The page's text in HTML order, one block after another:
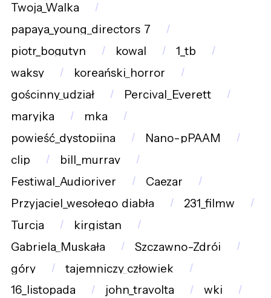
Twoja_Walka
papaya_young_directors_7
piotr_bogutyn
kowal
1_tb
waksy
koreański_horror
gościnny_udział
Percival_Everett
maryjka
mka
powieść_dystopijna
Nano-pPAAM
clip
bill_murray
Festiwal_Audioriver
Caezar
Przyjaciel_wesołego_diabła
231_filmw
Turcja
kirgistan
Gabriela_Muskała
Szczawno-Zdrój
góry
tajemniczy_człowiek
16_listopada
john_travolta
wki